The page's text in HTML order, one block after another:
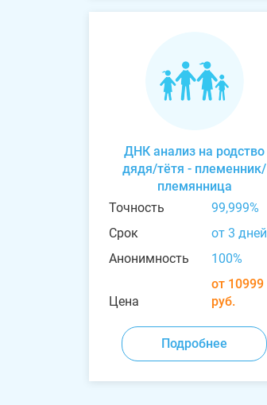
ДНК анализ на родство
дядя/тётя - племенник/
племянница
Точность
99,999%
Срок
от 3 дней
Анонимность
100%
Цена
от 10999
руб.
Подробнее